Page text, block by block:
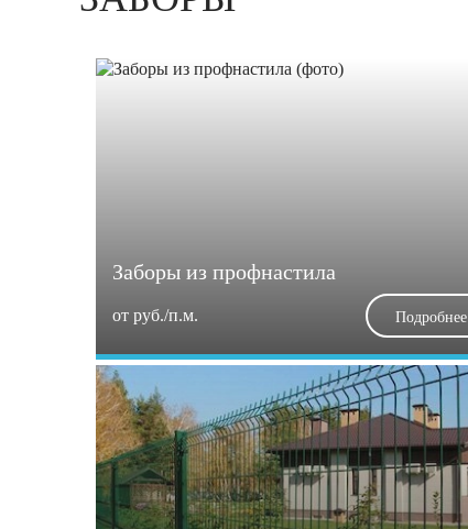
Заборы из профнастила
от руб./п.м. Подробнее